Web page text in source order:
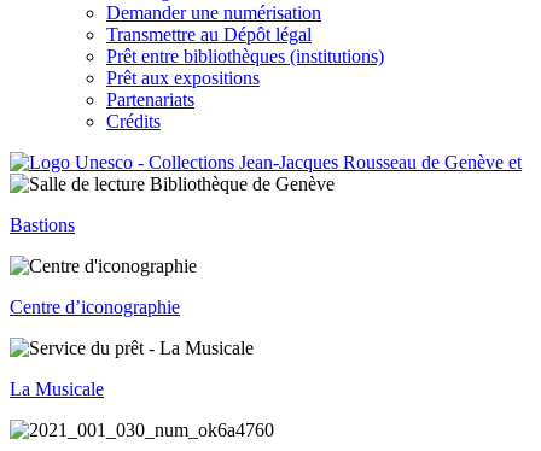
Demander une numérisation
Transmettre au Dépôt légal
Prêt entre bibliothèques (institutions)
Prêt aux expositions
Partenariats
Crédits
Bastions
Centre d’iconographie
La Musicale